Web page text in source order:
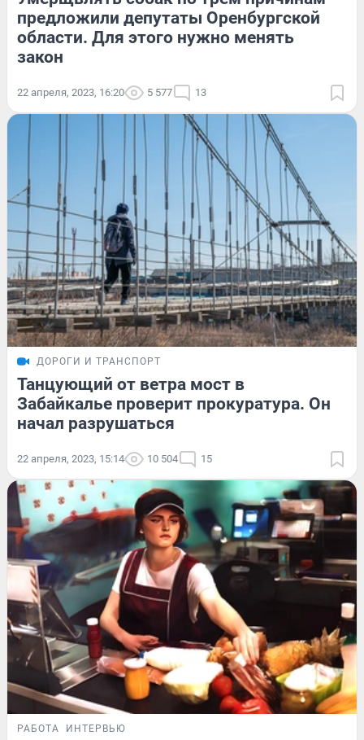
предложили депутаты Оренбургской
области. Для этого нужно менять
закон
22 апреля, 2023, 16:20 5 577 13
ДОРОГИ И ТРАНСПОРТ
Танцующий от ветра мост в
Забайкалье проверит прокуратура. Он
начал разрушаться
22 апреля, 2023, 15:14 10 504 15
РАБОТА ИНТЕРВЬЮ